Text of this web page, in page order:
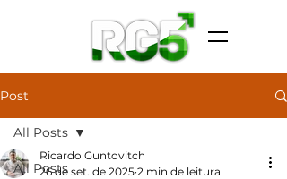
Post
All Posts
All Posts
Ricardo Guntovitch
26 de set. de 2025 2 min de leitura